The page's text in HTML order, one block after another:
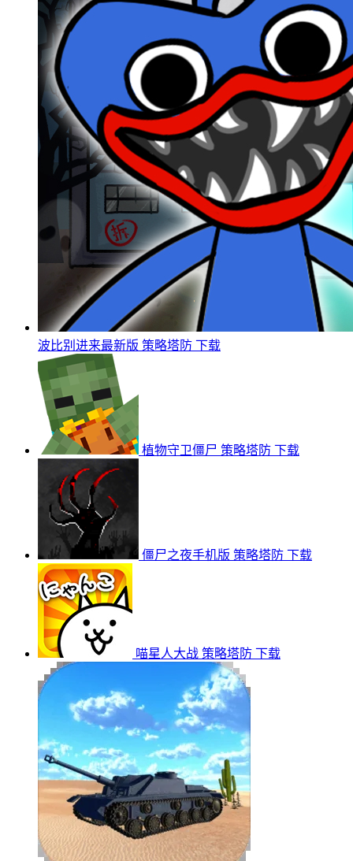
波比别进来最新版 策略塔防 下载
植物守卫僵尸 策略塔防 下载
僵尸之夜手机版 策略塔防 下载
喵星人大战 策略塔防 下载